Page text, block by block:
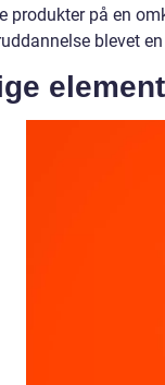
produkter på en
blevet